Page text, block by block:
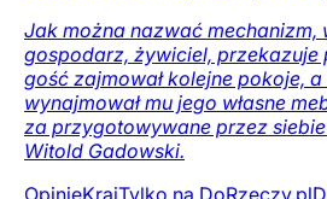
Jak można nazwać mechanizm,
gospodarz, żywiciel, przekazuje
gość zajmował kolejne pokoje,
wynajmował mu jego własne
za przygotowywane przez siebie
Witold Gadowski.
OpinieKrajTylko na DoRzeczy.pl